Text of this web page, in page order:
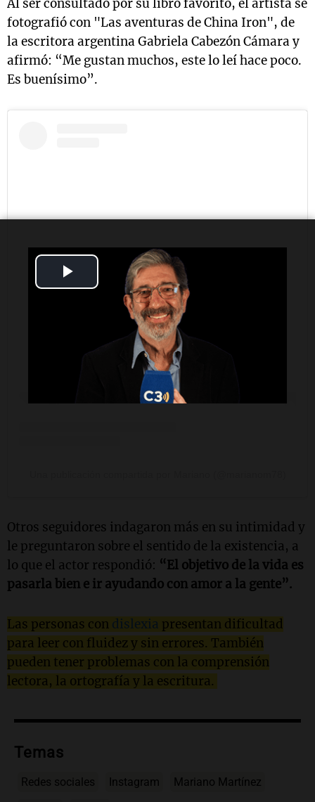
Video
Al ser consultado por su libro favorito, el artista se
fotografió con "Las aventuras de China Iron", de
la escritora argentina Gabriela Cabezón Cámara y
afirmó: “Me gustan muchos, este lo leí hace poco.
Es buenísimo”.
Ver esta publicación en Instagram
Otros seguidores indagaron más en su intimidad y
le preguntaron sobre el sentido de la existencia, a
lo que el actor respondió: “El objetivo de la vida es
pasarla bien e ir ayudando con amor a la gente”.
Las personas con dislexia presentan dificultad
para leer con fluidez y sin errores. También
pueden tener problemas con la comprensión
lectora, la ortografía y la escritura.
Temas
Redes sociales Instagram Mariano Martínez